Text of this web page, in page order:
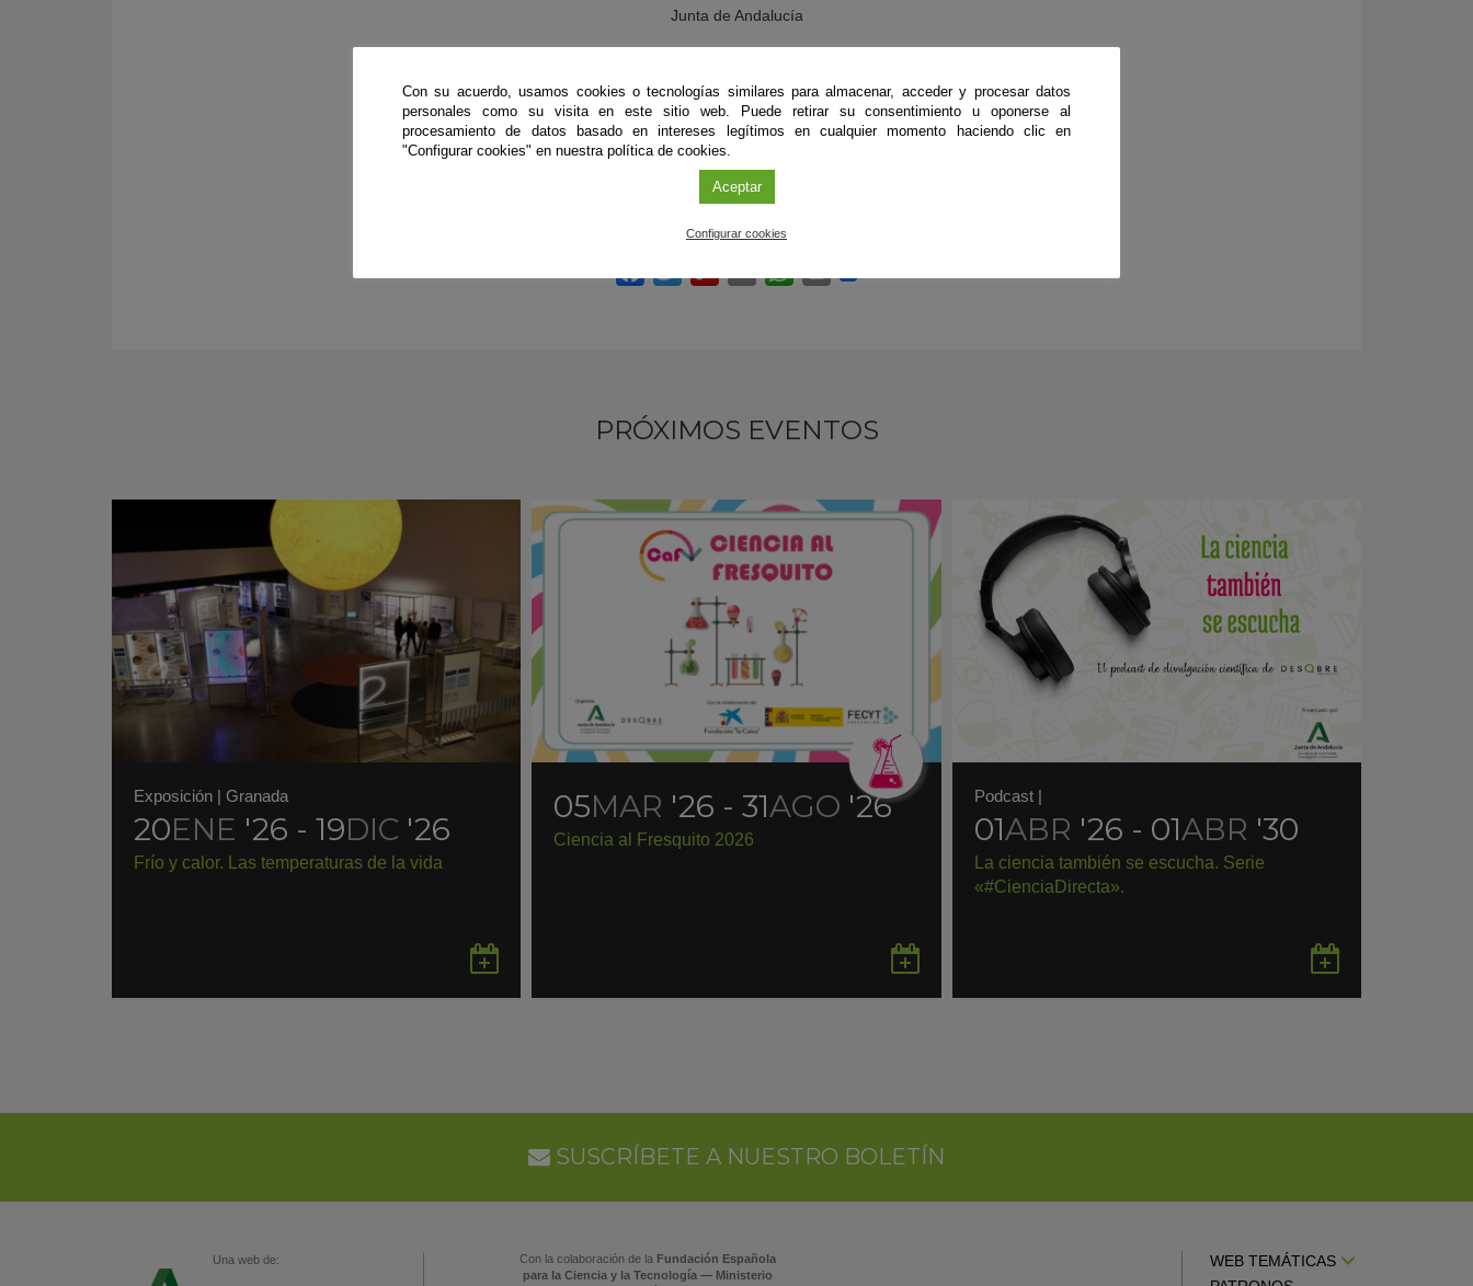
Junta de Andalucía
Cortijo del Alamillo
Ponente
Mateo Ramírez y José Manuel Moreno
PRÓXIMOS EVENTOS
Exposición | Granada
20ENE '26 - 19DIC '26
Frío y calor. Las temperaturas de la vida
en
05MAR '26 - 31AGO '26
Ciencia al Fresquito 2026
en
Podcast|
01ABR '26 - 01ABR '30
La ciencia también se escucha. Serie
«#CienciaDirecta».
en
SUSCRÍBETE A NUESTRO BOLETÍN
Una web de: Con la colaboración de la Fundación Española
para la Ciencia y la Tecnología — Ministerio
WEB TEMÁTICAS
Con su acuerdo, usamos cookies o tecnologías similares para almacenar, acceder y procesar datos
personales como su visita en este sitio web. Puede retirar su consentimiento u oponerse al
procesamiento de datos basado en intereses legítimos en cualquier momento haciendo clic en
"Configurar cookies" en nuestra política de cookies.
Aceptar
Configurar cookies